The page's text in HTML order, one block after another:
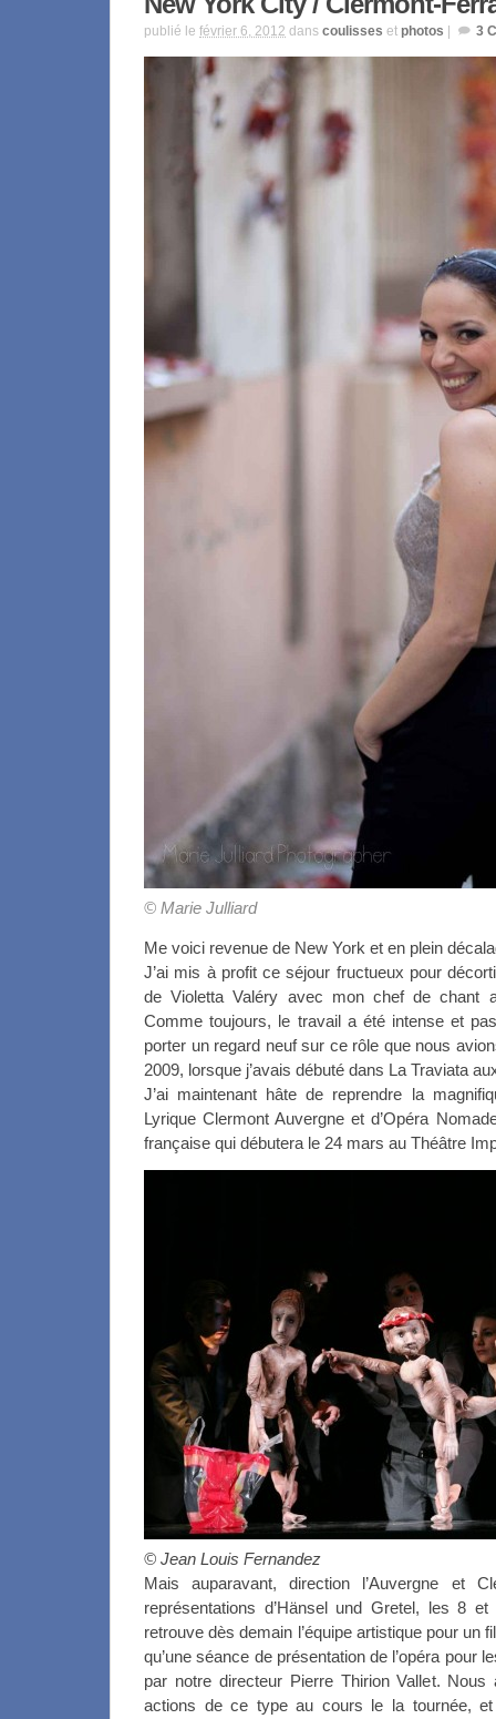
publié le février 6, 2012 dans coulisses et photos 3
© Marie Julliard
Me voici revenue de New York et en plein
J’ai mis à profit ce séjour fructueux pour
de Violetta Valéry avec mon chef de chant
Comme toujours, le travail a été intense et
porter un regard neuf sur ce rôle que nous
2009, lorsque j’avais débuté dans La Traviata
J’ai maintenant hâte de reprendre la
Lyrique Clermont Auvergne et d’Opéra
française qui débutera le 24 mars au Théâtre
© Jean Louis Fernandez
Mais auparavant, direction l’Auvergne et
représentations d’Hänsel und Gretel, les 8
retrouve dès demain l’équipe artistique pour un
qu’une séance de présentation de l’opéra pour
par notre directeur Pierre Thirion Vallet.
actions de ce type au cours le la tournée, et